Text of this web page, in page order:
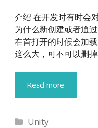
介绍 在开发时有时会
为什么新创建或者通
在首打开的时候会加
这么大，可不可以删
Read more
分
Unity